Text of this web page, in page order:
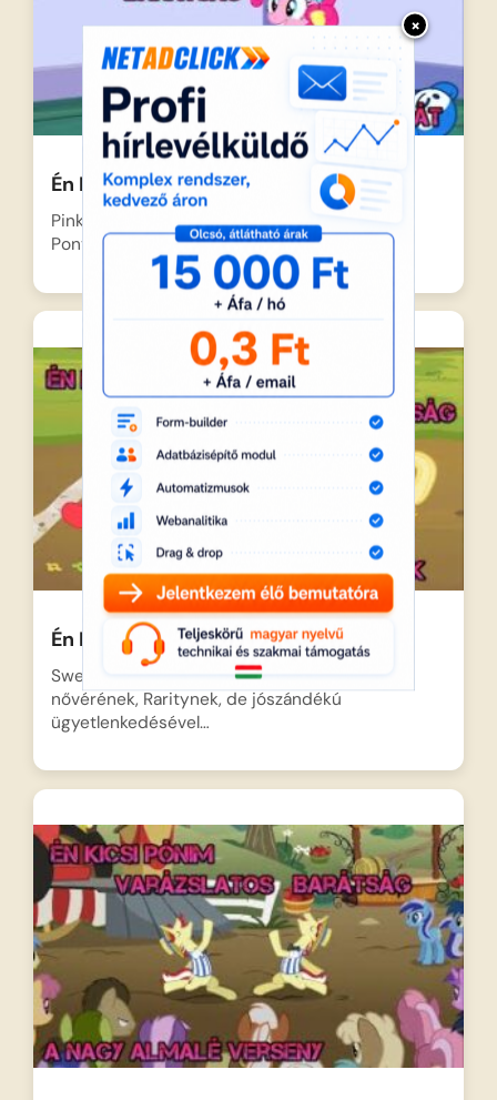
×
Én Kicsi Pónim Ki a jó barát
Pinkie Pie mindent megtesz, hogy üdvözölje
Ponyville legújabb lakóját, a…
Én Kicsi Pónim Húgicák és Nővérek
Sweetie Belle izgatottan próbál segíteni
nővérének, Raritynek, de jószándékú
ügyetlenkedésével…